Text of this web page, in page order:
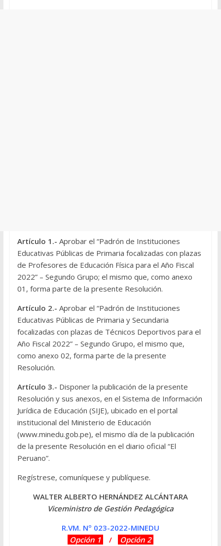
Artículo 1.- Aprobar el “Padrón de Instituciones
Educativas Públicas de Primaria focalizadas con plazas
de Profesores de Educación Física para el Año Fiscal
2022” – Segundo Grupo; el mismo que, como anexo
01, forma parte de la presente Resolución.
Artículo 2.- Aprobar el “Padrón de Instituciones
Educativas Públicas de Primaria y Secundaria
focalizadas con plazas de Técnicos Deportivos para el
Año Fiscal 2022” – Segundo Grupo, el mismo que,
como anexo 02, forma parte de la presente
Resolución.
Artículo 3.- Disponer la publicación de la presente
Resolución y sus anexos, en el Sistema de Información
Jurídica de Educación (SIJE), ubicado en el portal
institucional del Ministerio de Educación
(www.minedu.gob.pe), el mismo día de la publicación
de la presente Resolución en el diario oficial “El
Peruano”.
Regístrese, comuníquese y publíquese.
WALTER ALBERTO HERNÁNDEZ ALCÁNTARA
Viceministro de Gestión Pedagógica
R.VM. Nº 023-2022-MINEDU
Opción 1
/ Opción 2